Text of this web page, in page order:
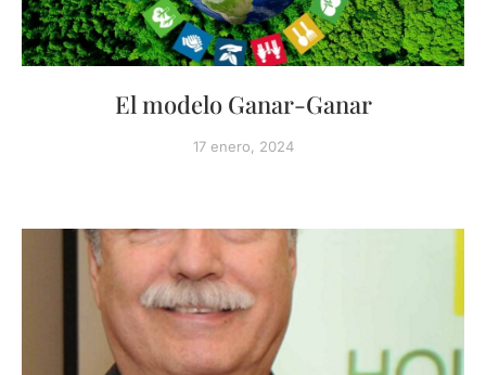
El modelo Ganar-Ganar
17 enero, 2024